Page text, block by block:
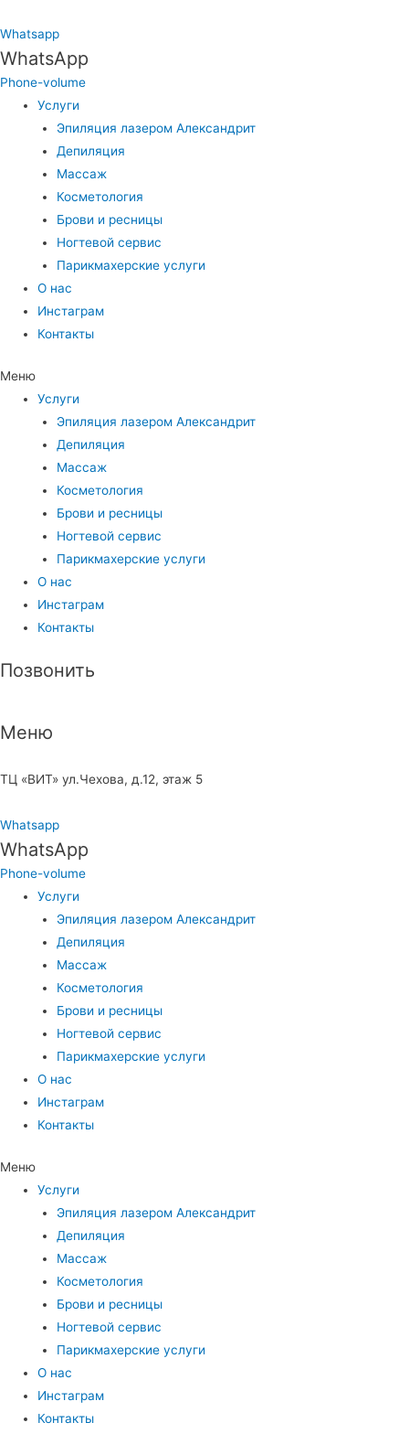
Whatsapp
WhatsApp
Phone-volume
Услуги
Эпиляция лазером Александрит
Депиляция
Массаж
Косметология
Брови и ресницы
Ногтевой сервис
Парикмахерские услуги
О нас
Инстаграм
Контакты
Меню
Услуги
Эпиляция лазером Александрит
Депиляция
Массаж
Косметология
Брови и ресницы
Ногтевой сервис
Парикмахерские услуги
О нас
Инстаграм
Контакты
Позвонить
Меню
ТЦ «ВИТ» ул.Чехова, д.12, этаж 5
Whatsapp
WhatsApp
Phone-volume
Услуги
Эпиляция лазером Александрит
Депиляция
Массаж
Косметология
Брови и ресницы
Ногтевой сервис
Парикмахерские услуги
О нас
Инстаграм
Контакты
Меню
Услуги
Эпиляция лазером Александрит
Депиляция
Массаж
Косметология
Брови и ресницы
Ногтевой сервис
Парикмахерские услуги
О нас
Инстаграм
Контакты